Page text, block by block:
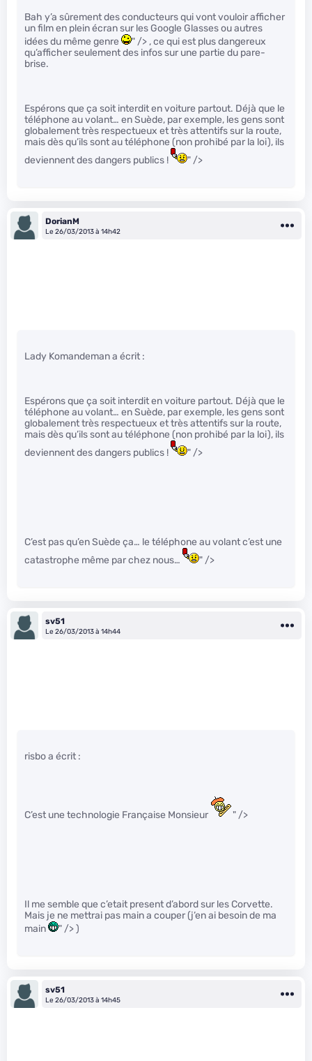
Bah y’a sûrement des conducteurs qui vont vouloir afficher
un film en plein écran sur les Google Glasses ou autres
idées du même genre
" /> , ce qui est plus dangereux
qu’afficher seulement des infos sur une partie du pare-
brise.
Espérons que ça soit interdit en voiture partout. Déjà que le
téléphone au volant… en Suède, par exemple, les gens sont
globalement très respectueux et très attentifs sur la route,
mais dès qu’ils sont au téléphone (non prohibé par la loi), ils
deviennent des dangers publics !
" />
DorianM
Le 26/03/2013 à 14h42
Lady Komandeman a écrit :
Espérons que ça soit interdit en voiture partout. Déjà que le
téléphone au volant… en Suède, par exemple, les gens sont
globalement très respectueux et très attentifs sur la route,
mais dès qu’ils sont au téléphone (non prohibé par la loi), ils
deviennent des dangers publics !
" />
C’est pas qu’en Suède ça… le téléphone au volant c’est une
catastrophe même par chez nous…
" />
sv51
Le 26/03/2013 à 14h44
risbo a écrit :
C’est une technologie Française Monsieur " />
Il me semble que c’etait present d’abord sur les Corvette.
Mais je ne mettrai pas main a couper (j’en ai besoin de ma
main
" /> )
sv51
Le 26/03/2013 à 14h45